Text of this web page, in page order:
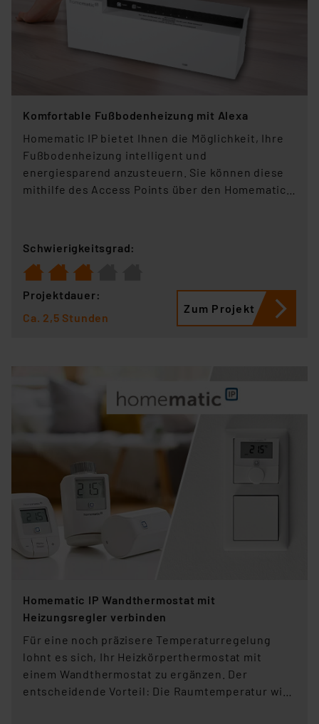
Komfortable Fußbodenheizung mit Alexa
Homematic IP bietet Ihnen die Möglichkeit, Ihre
Fußbodenheizung intelligent und
energiesparend anzusteuern. Sie können diese
mithilfe des Access Points über den Homematic
Schwierigkeitsgrad:
Projektdauer:
Ca. 2,5 Stunden
Zum Projekt
Homematic IP Wandthermostat mit
Heizungsregler verbinden
Für eine noch präzisere Temperaturregelung
lohnt es sich, Ihr Heizkörperthermostat mit
einem Wandthermostat zu ergänzen. Der
entscheidende Vorteil: Die Raumtemperatur wird